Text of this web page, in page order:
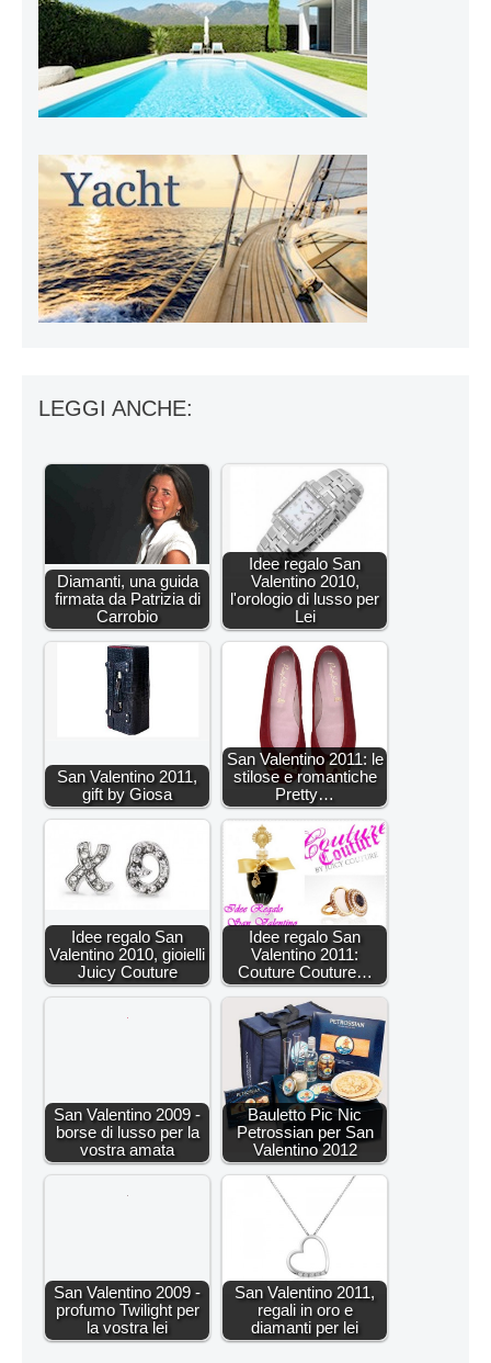
LEGGI ANCHE:
Diamanti, una guida
firmata da Patrizia di
Carrobio
Idee regalo San
Valentino 2010,
l'orologio di lusso per
Lei
San Valentino 2011,
gift by Giosa
San Valentino 2011: le
stilose e romantiche
Pretty…
Idee regalo San
Valentino 2010, gioielli
Juicy Couture
Idee regalo San
Valentino 2011:
Couture Couture…
San Valentino 2009 -
borse di lusso per la
vostra amata
Bauletto Pic Nic
Petrossian per San
Valentino 2012
San Valentino 2009 -
profumo Twilight per
la vostra lei
San Valentino 2011,
regali in oro e
diamanti per lei